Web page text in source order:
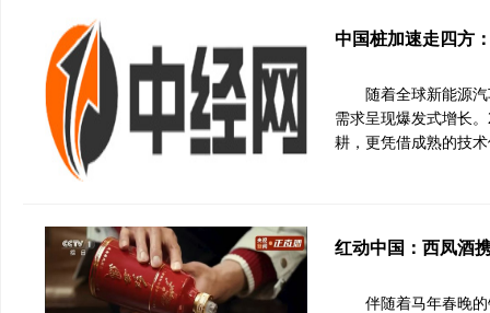
中国桩加速走四方
随着全球新能源
需求呈现爆发式增长
耕，更凭借成熟的技
红动中国：西凤酒
伴随着马年春晚